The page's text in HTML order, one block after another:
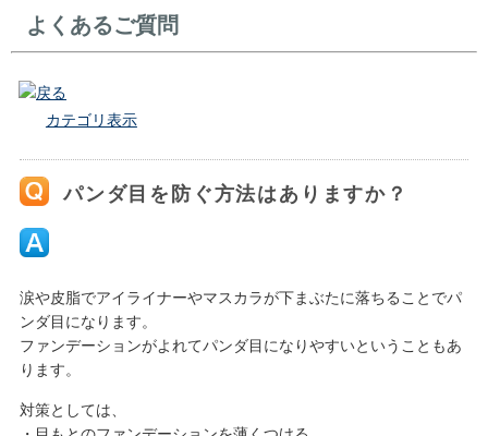
よくあるご質問
戻る
カテゴリ表示
パンダ目を防ぐ方法はありますか？
涙や皮脂でアイライナーやマスカラが下まぶたに落ちることでパ
ンダ目になります。
ファンデーションがよれてパンダ目になりやすいということもあ
ります。
対策としては、